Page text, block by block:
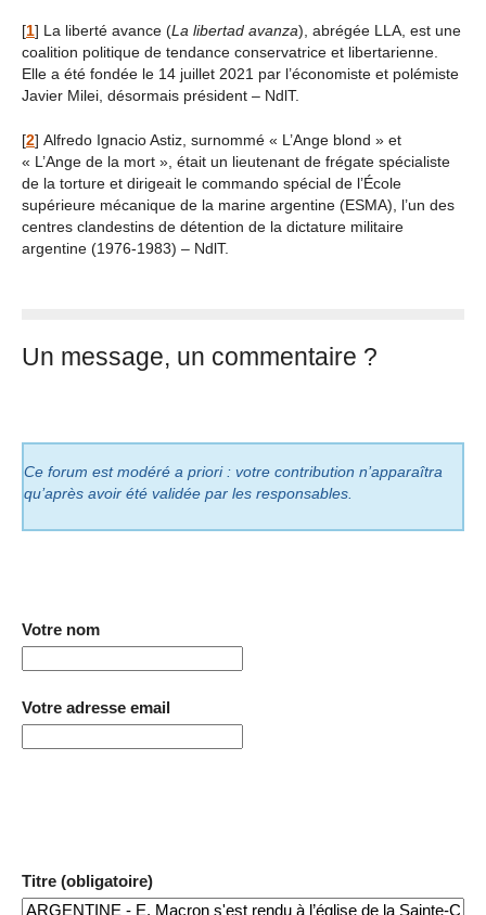
[1] La liberté avance (La libertad avanza), abrégée LLA, est une
coalition politique de tendance conservatrice et libertarienne.
Elle a été fondée le 14 juillet 2021 par l’économiste et polémiste
Javier Milei, désormais président – NdlT.
[2] Alfredo Ignacio Astiz, surnommé « L’Ange blond » et
« L’Ange de la mort », était un lieutenant de frégate spécialiste
de la torture et dirigeait le commando spécial de l’École
supérieure mécanique de la marine argentine (ESMA), l’un des
centres clandestins de détention de la dictature militaire
argentine (1976-1983) – NdlT.
Un message, un commentaire ?
Ce forum est modéré a priori : votre contribution n’apparaîtra
qu’après avoir été validée par les responsables.
Votre nom
Votre adresse email
Titre (obligatoire)